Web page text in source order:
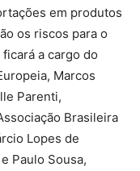
em produtos
os riscos para o
a cargo do
Marcos
Parenti,
Brasileira
Lopes de
Paulo Sousa,